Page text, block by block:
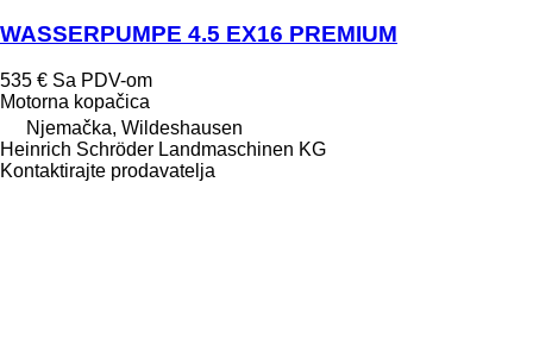
WASSERPUMPE 4.5 EX16 PREMIUM
535 € Sa PDV-om
Motorna kopačica
Njemačka, Wildeshausen
Heinrich Schröder Landmaschinen KG
Kontaktirajte prodavatelja